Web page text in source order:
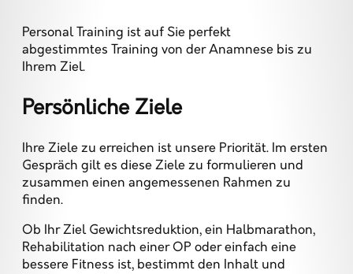
Personal Training ist auf Sie perfekt
abgestimmtes Training von der Anamnese bis zu
Ihrem Ziel.
Persönliche Ziele
Ihre Ziele zu erreichen ist unsere Priorität. Im ersten
Gespräch gilt es diese Ziele zu formulieren und
zusammen einen angemessenen Rahmen zu
finden.
Ob Ihr Ziel Gewichtsreduktion, ein Halbmarathon,
Rehabilitation nach einer OP oder einfach eine
bessere Fitness ist, bestimmt den Inhalt und